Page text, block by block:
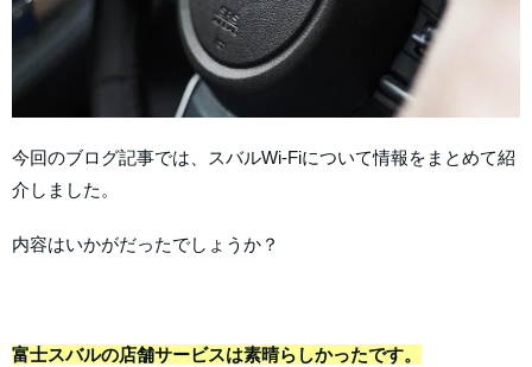
今回のブログ記事では、スバルWi-Fiについて情報をまとめて紹
介しました。
内容はいかがだったでしょうか？
富士スバルの店舗サービスは素晴らしかったです。